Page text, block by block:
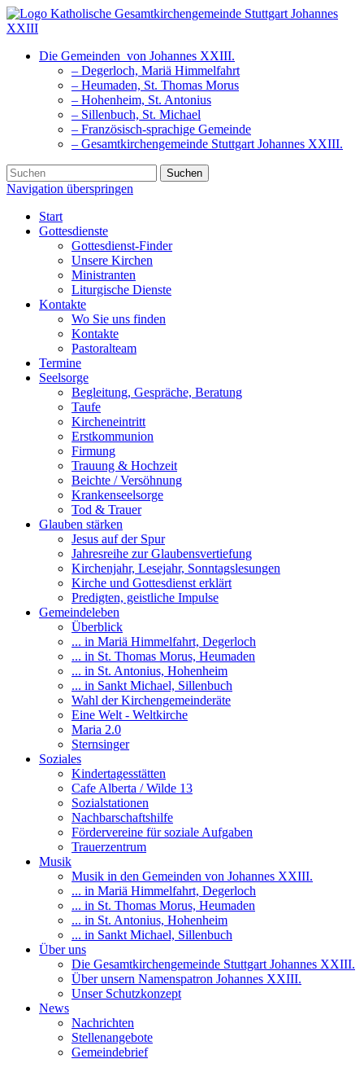
Die Gemeinden von Johannes XXIII.
– Degerloch, Mariä Himmelfahrt
– Heumaden, St. Thomas Morus
– Hohenheim, St. Antonius
– Sillenbuch, St. Michael
– Französisch-sprachige Gemeinde
– Gesamtkirchengemeinde Stuttgart Johannes XXIII.
Suchen
Navigation überspringen
Start
Gottesdienste
Gottesdienst-Finder
Unsere Kirchen
Ministranten
Liturgische Dienste
Kontakte
Wo Sie uns finden
Kontakte
Pastoralteam
Termine
Seelsorge
Begleitung, Gespräche, Beratung
Taufe
Kircheneintritt
Erstkommunion
Firmung
Trauung & Hochzeit
Beichte / Versöhnung
Krankenseelsorge
Tod & Trauer
Glauben stärken
Jesus auf der Spur
Jahresreihe zur Glaubensvertiefung
Kirchenjahr, Lesejahr, Sonntagslesungen
Kirche und Gottesdienst erklärt
Predigten, geistliche Impulse
Gemeindeleben
Überblick
... in Mariä Himmelfahrt, Degerloch
... in St. Thomas Morus, Heumaden
... in St. Antonius, Hohenheim
... in Sankt Michael, Sillenbuch
Wahl der Kirchengemeinderäte
Eine Welt - Weltkirche
Maria 2.0
Sternsinger
Soziales
Kindertagesstätten
Cafe Alberta / Wilde 13
Sozialstationen
Nachbarschaftshilfe
Fördervereine für soziale Aufgaben
Trauerzentrum
Musik
Musik in den Gemeinden von Johannes XXIII.
... in Mariä Himmelfahrt, Degerloch
... in St. Thomas Morus, Heumaden
... in St. Antonius, Hohenheim
... in Sankt Michael, Sillenbuch
Über uns
Die Gesamtkirchengemeinde Stuttgart Johannes XXIII.
Über unsern Namenspatron Johannes XXIII.
Unser Schutzkonzept
News
Nachrichten
Stellenangebote
Gemeindebrief